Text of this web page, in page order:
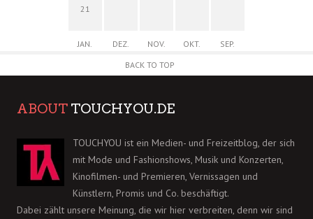
21
JAN. DEZ. NOV. OKT.
SEP.
BACK TO TOP
ABOUT TOUCHYOU.DE
TOUCHYOU ist ein Medien- und Freizeitblog, der sich
mit Mode und Fashionshows, Musik und Konzerten,
Kinofilmen- und Premieren, Vernissagen und
Künstlern, Promis und Co. beschäftigt.
Dabei zählt unsere Meinung, die wir hier verbreiten, denn wir sind